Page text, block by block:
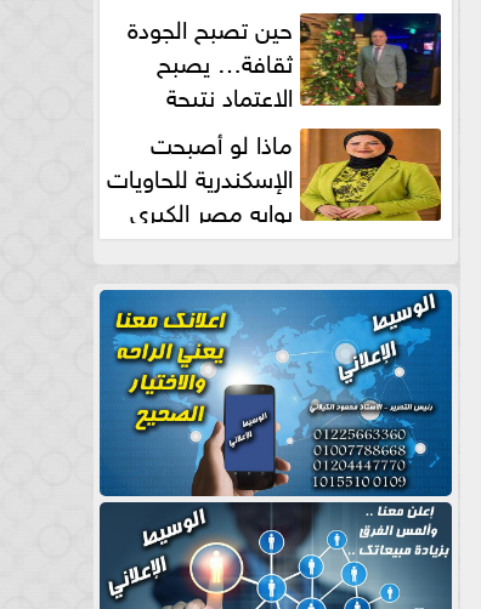
حين تصبح الجودة
ثقافة… يصبح
الاعتماد نتيجة
طبيعية
ماذا لو أصبحت
الإسكندرية للحاويات
بوابه مصر الكبري
للتجارة العالمية بقلم د...